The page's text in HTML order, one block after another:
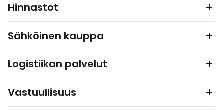
Hinnastot
Sähköinen kauppa
Logistiikan palvelut
Vastuullisuus